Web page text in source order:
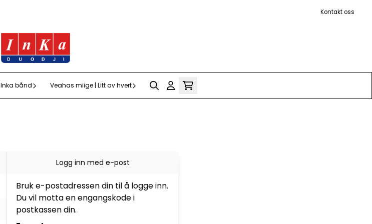
Kontakt oss
Inka bånd Veahas miige | Litt av hvert
Logg inn med e-post
Bruk e-postadressen din til å logge inn.
Du vil motta en engangskode i
postkassen din.